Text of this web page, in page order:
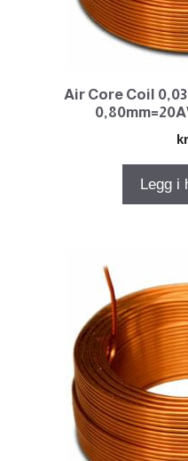
Air Core Coil
kr
Legg i